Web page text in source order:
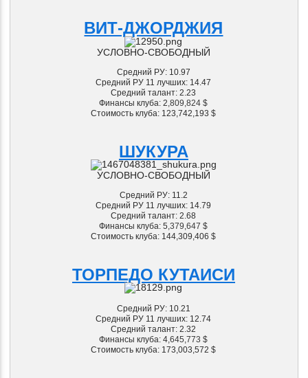
ВИТ-ДЖОРДЖИЯ
УСЛОВНО-СВОБОДНЫЙ
Средний РУ: 10.97
Средний РУ 11 лучших: 14.47
Средний талант: 2.23
Финансы клуба: 2 ,809,824 $
Стоимость клуба: 123,742,193$
ШУКУРА
УСЛОВНО-СВОБОДНЫЙ
Средний РУ: 11.2
Средний РУ 11 лучших: 14.79
Средний талант: 2.68
Финансы клуба: 5,379,647 $
Стоимость клуба: 144,309,406$
ТОРПЕДО КУТАИСИ
Средний РУ: 10.21
Средний РУ 11 лучших: 12.74
Средний талант: 2.32
Финансы клуба: 4,645,773 $
Стоимость клуба: 173,003,572$